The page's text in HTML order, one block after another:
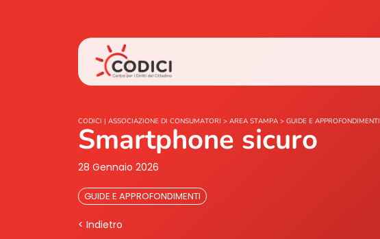
CODICI | ASSOCIAZIONE DI CONSUMATORI > AREA STAMPA > GUIDE E APPROFONDIMENTI
Smartphone sicuro
28 Gennaio 2026
GUIDE E APPROFONDIMENTI
< Indietro